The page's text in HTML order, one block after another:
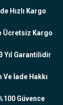
Hızlı Kargo
Ücretsiz Kargo
Yıl Garantilidir
İade Hakkı
Güvence